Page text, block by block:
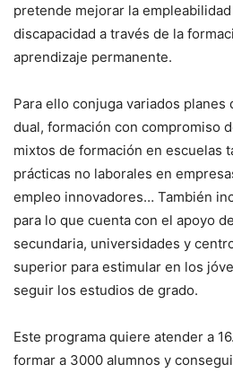
pretende mejorar la
discapacidad a través de la
aprendizaje permanente.
Para ello conjuga variados
dual, formación con compromiso
mixtos de formación en escuelas
prácticas no laborales en
empleo innovadores… También
para lo que cuenta con el apoyo
secundaria, universidades y
superior para estimular en los
seguir los estudios de grado.
Este programa quiere atender a
formar a 3000 alumnos y